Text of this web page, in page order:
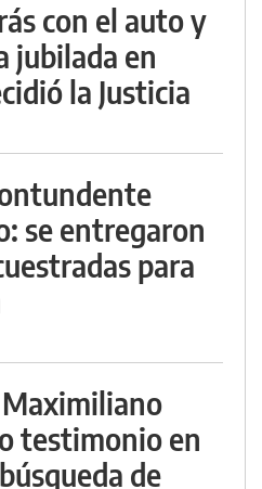
con el auto y
jubilada en
la Justicia
se entregaron
para
testimonio en
de